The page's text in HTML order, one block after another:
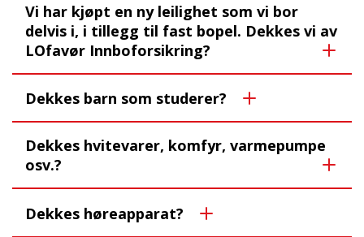
Vi har kjøpt en ny leilighet som vi bor
delvis i, i tillegg til fast bopel. Dekkes vi av
LOfavør Innboforsikring?
Dekkes barn som studerer?
Dekkes hvitevarer, komfyr, varmepumpe
osv.?
Dekkes høreapparat?